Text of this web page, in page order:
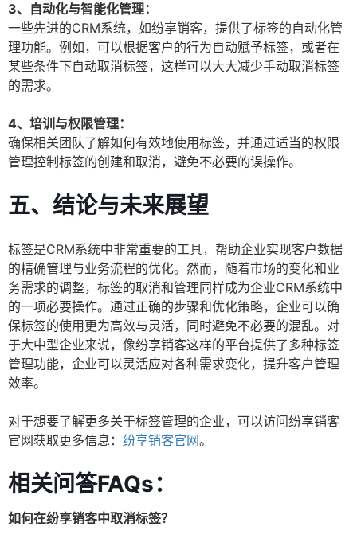
3、自动化与智能化管理：
一些先进的CRM系统，如纷享销客，提供了标签的自动化管
理功能。例如，可以根据客户的行为自动赋予标签，或者在
某些条件下自动取消标签，这样可以大大减少手动取消标签
的需求。
4、培训与权限管理：
确保相关团队了解如何有效地使用标签，并通过适当的权限
管理控制标签的创建和取消，避免不必要的误操作。
五、结论与未来展望
标签是CRM系统中非常重要的工具，帮助企业实现客户数据
的精确管理与业务流程的优化。然而，随着市场的变化和业
务需求的调整，标签的取消和管理同样成为企业CRM系统中
的一项必要操作。通过正确的步骤和优化策略，企业可以确
保标签的使用更为高效与灵活，同时避免不必要的混乱。对
于大中型企业来说，像纷享销客这样的平台提供了多种标签
管理功能，企业可以灵活应对各种需求变化，提升客户管理
效率。
对于想要了解更多关于标签管理的企业，可以访问纷享销客
官网获取更多信息： 纷享销客官网。
相关问答FAQs：
如何在纷享销客中取消标签？